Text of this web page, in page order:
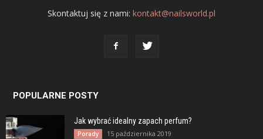
Skontaktuj się z nami: kontakt@nailsworld.pl
POPULARNE POSTY
Jak wybrać idealny zapach perfum?
Porady 15 października 2019